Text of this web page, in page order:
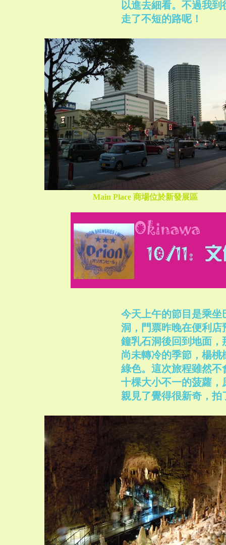
以進去細看。不過我
走了不短的路呢！
Main Place 商場位於新發展區
今天上午的節目是乘
洞，門票昨晚在便利
鐘乳石洞後回到地面
尚未轉冷的季節，楊
綠色。這次旅程雖然
十棵大小不一的菠蘿
親見了覺得很新奇，拍